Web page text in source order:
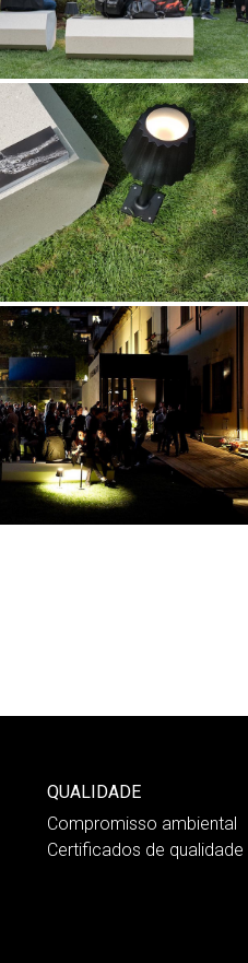
QUALIDADE
Compromisso ambiental
Certificados de qualidade